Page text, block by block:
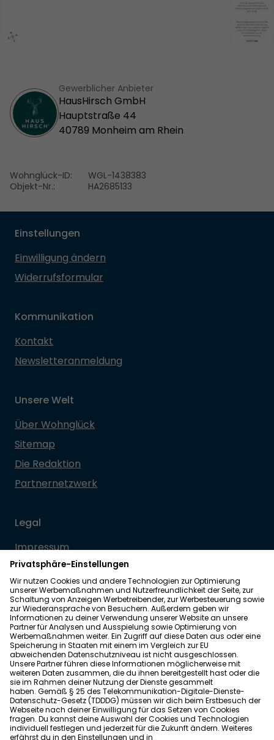
Gewerblicher Anbieter
HausHirsch GmbH
Hauptstraße 44
40789 Monheim am Rhein
Wohnglück-ID:
Objekt-Nr.:
WGL-1438383
HA2685133
Einstellungen
Einwilligung ändern
Widerrufsformular
Kommunikation
Kontakt
Newsletteranmeldung
Unsere Welt
Über Wohnglück
Sitemap
Die Redaktion
Partnernetzwerk
Legal
Impressum
Datenschutz
Allgemeine Geschäftsbedingungen
Barrierefreiheit